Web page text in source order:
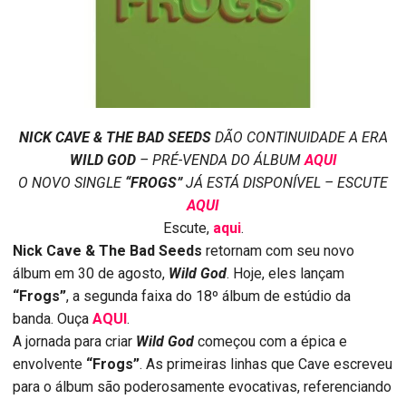
NICK CAVE & THE BAD SEEDSDÃO CONTINUIDADE A ERA
WILD GOD– PRÉ-VENDA DO ÁLBUMAQUI
O NOVO SINGLE “FROGS”JÁ ESTÁ DISPONÍVEL – ESCUTE
AQUI
Escute, aqui.
Nick Cave & The Bad Seeds retornam com seu novo
álbum em 30 de agosto, Wild God. Hoje, eles lançam
“Frogs”, a segunda faixa do 18º álbum de estúdio da
banda. Ouça AQUI.
A jornada para criar Wild God começou com a épica e
envolvente “Frogs”. As primeiras linhas que Cave escreveu
para o álbum são poderosamente evocativas, referenciando